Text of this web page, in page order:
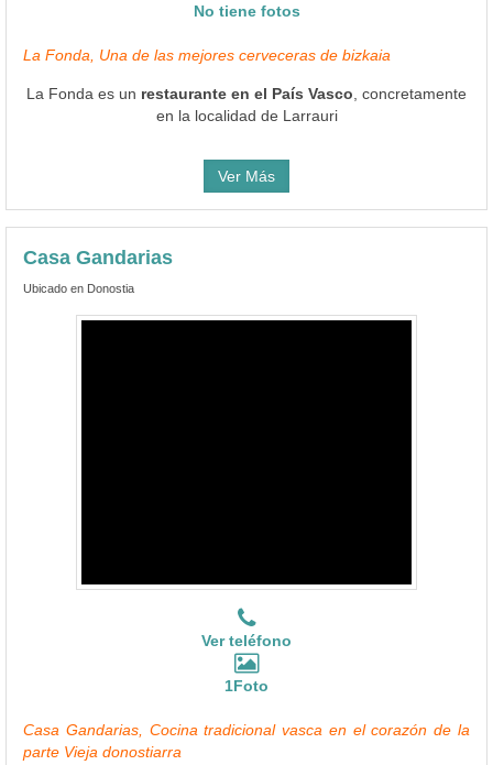
No tiene fotos
La Fonda, Una de las mejores cerveceras de bizkaia
La Fonda es un restaurante en el País Vasco , concretamente
en la localidad de Larrauri
Ver Más
Casa Gandarias
Ubicado en Donostia
Ver teléfono
1Foto
Casa Gandarias, Cocina tradicional vasca en el corazón de la
parte Vieja donostiarra